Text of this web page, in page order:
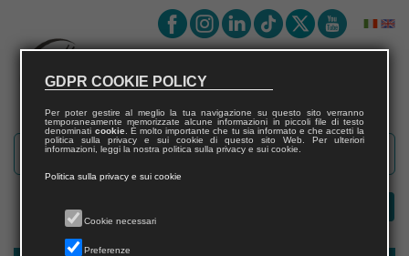
GDPR COOKIE POLICY
Per poter gestire al meglio la tua navigazione su questo sito verranno
temporaneamente memorizzate alcune informazioni in piccoli file di testo
denominati cookie. È molto importante che tu sia informato e che accetti la
politica sulla privacy e sui cookie di questo sito Web. Per ulteriori
informazioni, leggi la nostra politica sulla privacy e sui cookie.
Politica sulla privacy e sui cookie
Cookie necessari
Preferenze